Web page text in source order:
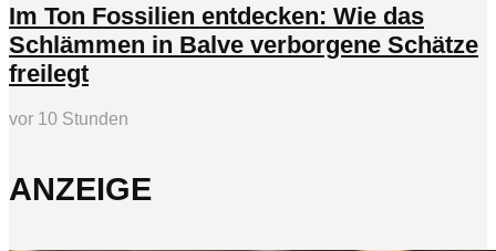
Im Ton Fossilien entdecken: Wie das
Schlämmen in Balve verborgene Schätze
freilegt
vor 10 Stunden
ANZEIGE